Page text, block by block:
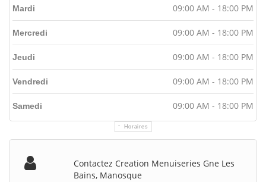
Horaires
Mardi 09:00 AM - 18:00 PM
Mercredi 09:00 AM - 18:00 PM
Jeudi 09:00 AM - 18:00 PM
Vendredi 09:00 AM - 18:00 PM
Samedi 09:00 AM - 18:00 PM
Contactez Creation Menuiseries Gne Les
Bains, Manosque